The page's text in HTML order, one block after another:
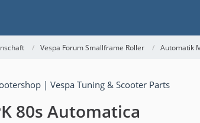
Vespa Forum Smallframe Roller Automatik
80s Automatica